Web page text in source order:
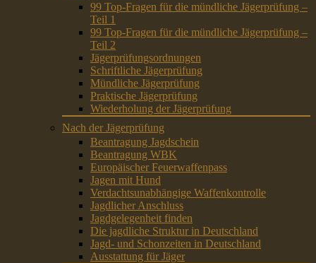
99 Top-Fragen für die mündliche Jägerprüfung –
Teil 1
99 Top-Fragen für die mündliche Jägerprüfung –
Teil 2
Jägerprüfungsordnungen
Schriftliche Jägerprüfung
Mündliche Jägerprüfung
Praktische Jägerprüfung
Wiederholung der Jägerprüfung
Nach der Jägerprüfung
Beantragung Jagdschein
Beantragung WBK
Europäischer Feuerwaffenpass
Jagen mit Hund
Verdachtsunabhängige Waffenkontrolle
Jagdlicher Anschluss
Jagdgelegenheit finden
Die jagdliche Struktur in Deutschland
Jagd- und Schonzeiten in Deutschland
Ausstattung für Jäger